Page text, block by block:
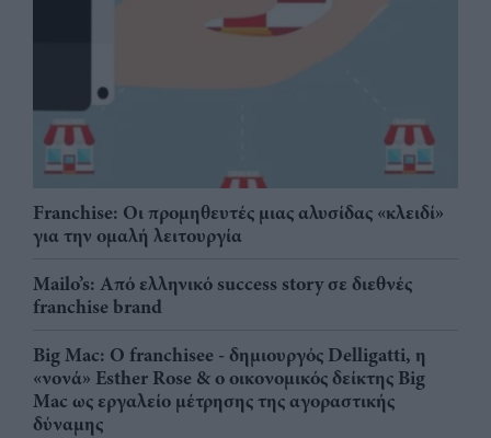
Franchise: Οι προμηθευτές μιας αλυσίδας «κλειδί»
για την ομαλή λειτουργία
Mailo’s: Από ελληνικό success story σε διεθνές
franchise brand
Big Mac: Ο franchisee - δημιουργός Delligatti, η
«νονά» Esther Rose & ο οικονομικός δείκτης Big
Mac ως εργαλείο μέτρησης της αγοραστικής
δύναμης